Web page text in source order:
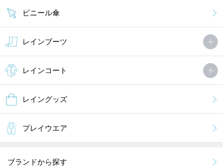
ビニール傘
レインブーツ
レインコート
レイングッズ
プレイウエア
ブランドから探す